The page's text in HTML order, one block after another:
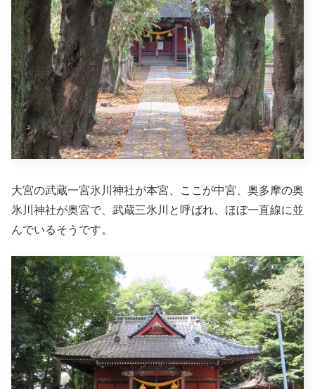
大宮の武蔵一宮氷川神社が本宮、ここが中宮、奥多摩の奥
氷川神社が奥宮で、武蔵三氷川と呼ばれ、ほぼ一直線に並
んでいるそうです。